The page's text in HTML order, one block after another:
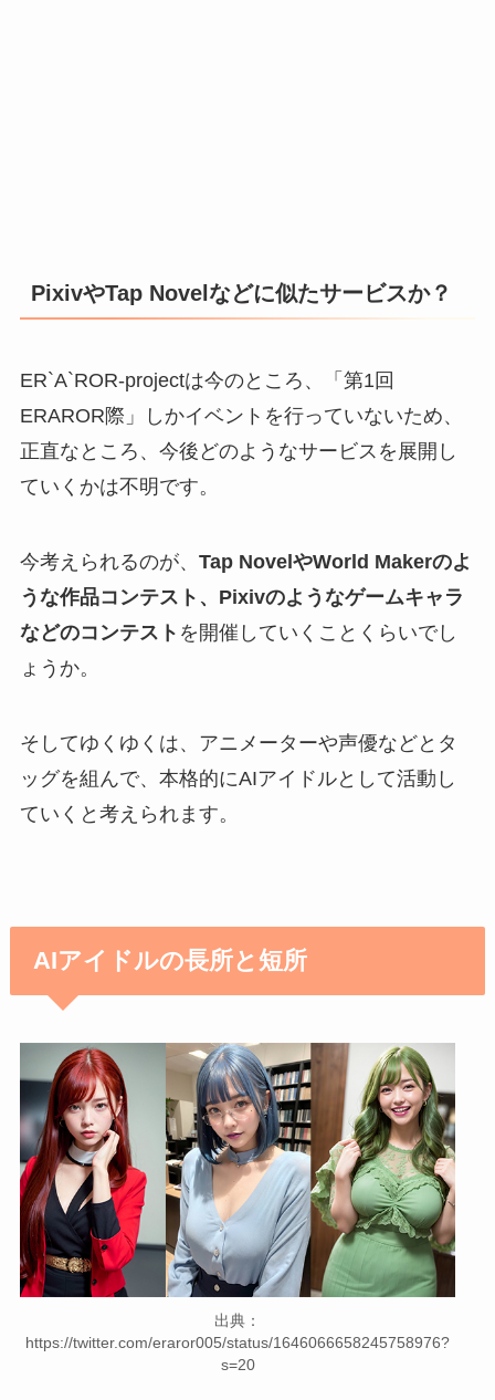
PixivやTap Novelなどに似たサービスか？
ER`A`ROR-projectは今のところ、「第1回
ERAROR際」しかイベントを行っていないため、
正直なところ、今後どのようなサービスを展開し
ていくかは不明です。
今考えられるのが、 Tap NovelやWorld Makerのよ
うな作品コンテスト、Pixivのようなゲームキャラ
などのコンテスト を開催していくことくらいでし
ょうか。
そしてゆくゆくは、アニメーターや声優などとタ
ッグを組んで、本格的にAIアイドルとして活動し
ていくと考えられます。
AIアイドルの長所と短所
出典：
https://twitter.com/eraror005/status/1646066658245758976?
s=20